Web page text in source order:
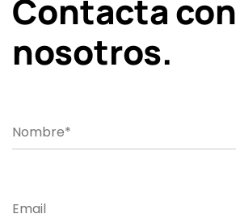
Contacta con
nosotros.